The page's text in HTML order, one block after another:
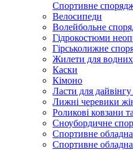
Спортивне
Велосипеди
Волейбольне
Гідрокостюми
Гірськолижне
Жилети для водних
Каски
Кімоно
Ласти для
Лижні черевики
Роликові ковзани
Сноубордичне
Спортивне
Спортивне